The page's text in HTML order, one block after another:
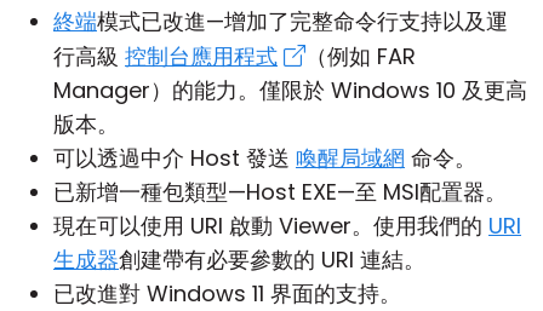
終端模式已改進—增加了完整命令行支持以及運
行高級 控制台應用程式
（例如 FAR
Manager）的能力。僅限於 Windows 10 及更高
版本。
可以透過中介 Host 發送 喚醒局域網 命令。
已新增一種包類型—Host EXE—至 MSI配置器。
現在可以使用 URI 啟動 Viewer。使用我們的 URI
生成器創建帶有必要參數的 URI 連結。
已改進對 Windows 11 界面的支持。